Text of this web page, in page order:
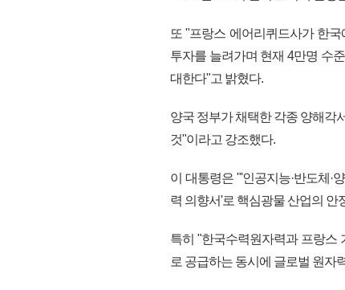
또 "프랑스 에어리퀴드사가 한
투자를 늘려가며 현재 4만명 수
대한다"고 밝혔다.
양국 정부가 채택한 각종 양해각
것"이라고 강조했다.
이 대통령은 "'인공지능·반도체·
력 의향서'로 핵심광물 산업의 안
특히 "한국수력원자력과 프랑스
로 공급하는 동시에 글로벌 원자